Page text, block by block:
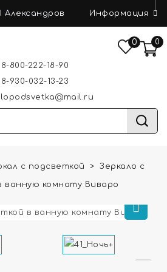
Александров Информация
0
0
8-800-222-18-90
8-930-032-13-23
с подсветкой Зеркало с
ванную комнату Виваро